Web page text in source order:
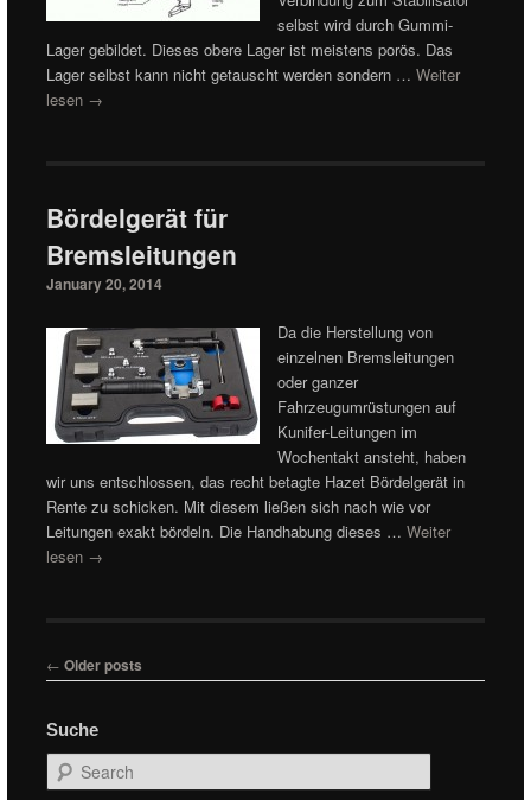
selbst wird durch Gummi-
Lager gebildet. Dieses obere Lager ist meistens porös. Das
Lager selbst kann nicht getauscht werden sondern …Weiter
lesen →
Bördelgerät für
Bremsleitungen
January 20, 2014
Da die Herstellung von
einzelnen Bremsleitungen
oder ganzer
Fahrzeugumrüstungen auf
Kunifer-Leitungen im
Wochentakt ansteht, haben
wir uns entschlossen, das recht betagte Hazet Bördelgerät in
Rente zu schicken. Mit diesem ließen sich nach wie vor
Leitungen exakt bördeln. Die Handhabung dieses …Weiter
lesen →
Post navigation
← Older posts
Suche
Search